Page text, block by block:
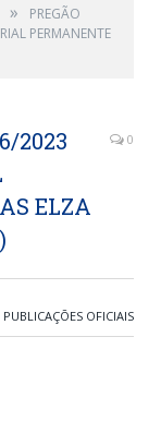
»
PREGÃO
PERMANENTE
2023
ELZA
0
PUBLICAÇÕES OFICIAIS